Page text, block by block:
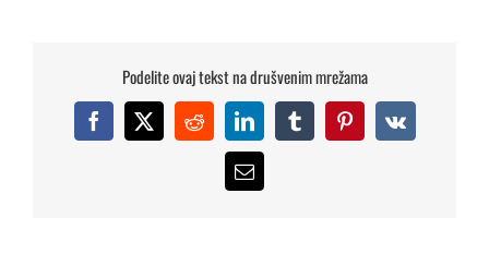
Podelite ovaj tekst na drušvenim mrežama
Facebook
X RedditLinkedInTumblrPinterest
Vk
Email